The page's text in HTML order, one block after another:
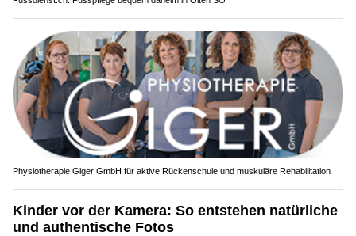
Physiotherapie Giger GmbH für aktive Rückenschule und muskuläre Rehabilitation
Kinder vor der Kamera: So entstehen natürliche
und authentische Fotos